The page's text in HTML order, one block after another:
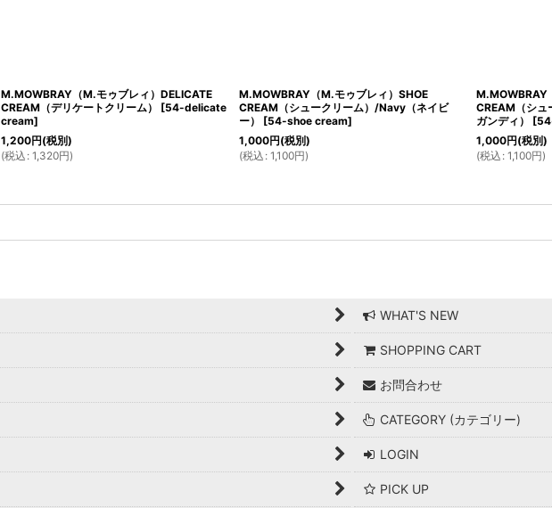
M.MOWBRAY（M.モゥブレィ）DELICATE
CREAM（デリケートクリーム）
[54-delicate
cream]
1,200円(税別)
(税込 : 1,320円)
M.MOWBRAY（M.モゥブレィ）SHOE
CREAM（シュークリーム）/Navy（ネイビ
ー）
[54-shoe cream]
1,000円(税別)
(税込 : 1,100円)
M.MOWBRAY
CREAM（シ
ガンディ）
[
1,000円(税別)
(税込 : 1,100円)
WHAT'S NEW
SHOPPING CART
お問合わせ
CATEGORY (カテゴリー)
LOGIN
PICK UP